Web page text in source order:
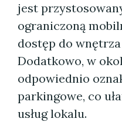
jest
ograniczoną
dostęp do
Dodatkowo, w
odpowiednio
parkingowe, co
usług lokalu.